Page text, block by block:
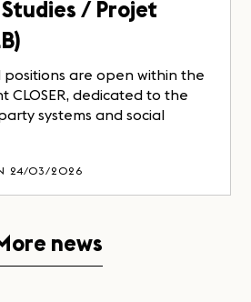
/ Projet
are open within the
CLOSER, dedicated to the
systems and social
24/03/2026
news